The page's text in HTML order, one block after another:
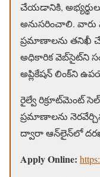
చేయడానికి,
అనుసరించాలి. వారు
ప్రమాణాలను తనిఖీ
అధికారిక వెబ్‌సైట్‌ని
అప్లికేషన్ లింక్‌ని
రైల్వే రిక్రూట్‌మెంట్
ప్రమాణాలను
ద్వారా ఆన్‌లైన్‌లో
Apply Online: